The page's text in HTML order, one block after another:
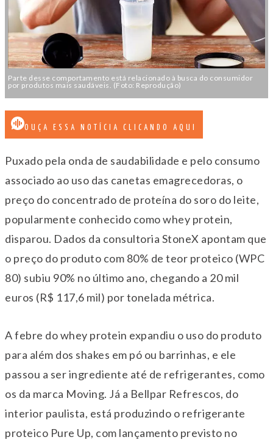
Parte desse comportamento está relacionado à busca do consumidor
por produtos mais saudáveis. (Foto: Reprodução)
OUÇA ESSA NOTÍCIA CLICANDO AQUI
Puxado pela onda de saudabilidade e pelo consumo
associado ao uso das canetas emagrecedoras, o
preço do concentrado de proteína do soro do leite,
popularmente conhecido como whey protein,
disparou. Dados da consultoria StoneX apontam que
o preço do produto com 80% de teor proteico (WPC
80) subiu 90% no último ano, chegando a 20 mil
euros (R$ 117,6 mil) por tonelada métrica.
A febre do whey protein expandiu o uso do produto
para além dos shakes em pó ou barrinhas, e ele
passou a ser ingrediente até de refrigerantes, como
os da marca Moving. Já a Bellpar Refrescos, do
interior paulista, está produzindo o refrigerante
proteico Pure Up, com lançamento previsto no